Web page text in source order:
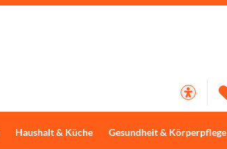
Haushalt & Küche Gesundheit & Körperpflege